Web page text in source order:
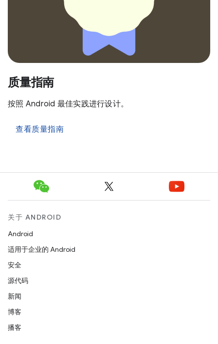
质量指南
按照 Android 最佳实践进行设计。
查看质量指南
关于 ANDROID
Android
适用于企业的 Android
安全
源代码
新闻
博客
播客